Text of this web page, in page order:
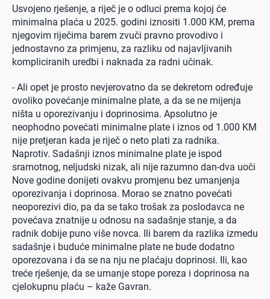
Usvojeno rješenje, a riječ je o odluci prema kojoj će
minimalna plaća u 2025. godini iznositi 1.000 KM, prema
njegovim riječima barem zvuči pravno provodivo i
jednostavno za primjenu, za razliku od najavljivanih
kompliciranih uredbi i naknada za radni učinak.
- Ali opet je prosto nevjerovatno da se dekretom određuje
ovoliko povećanje minimalne plate, a da se ne mijenja
ništa u oporezivanju i doprinosima. Apsolutno je
neophodno povećati minimalne plate i iznos od 1.000 KM
nije pretjeran kada je riječ o neto plati za radnika.
Naprotiv. Sadašnji iznos minimalne plate je ispod
sramotnog, neljudski nizak, ali nije razumno dan-dva uoči
Nove godine donijeti ovakvu promjenu bez umanjenja
oporezivanja i doprinosa. Morao se znatno povećati
neoporezivi dio, pa da se tako trošak za poslodavca ne
povećava znatnije u odnosu na sadašnje stanje, a da
radnik dobije puno više novca. Ili barem da razlika izmedu
sadašnje i buduće minimalne plate ne bude dodatno
oporezovana i da se na nju ne plaćaju doprinosi. Ili, kao
treće rješenje, da se umanje stope poreza i doprinosa na
cjelokupnu plaću – kaže Gavran.